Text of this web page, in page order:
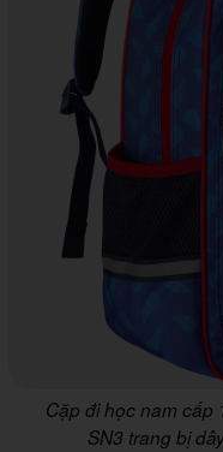
Cặp đi học nam cấp
SN3 trang bị